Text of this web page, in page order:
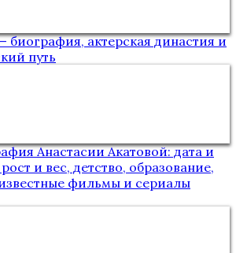
биография, актерская династия и
путь
Анастасии Акатовой: дата и
и вес, детство, образование,
фильмы и сериалы